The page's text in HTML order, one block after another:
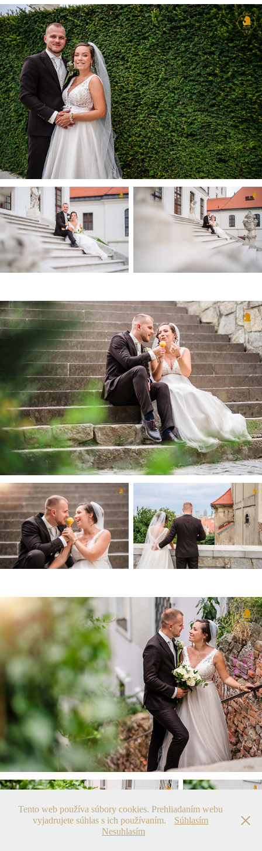
Tento web používa súbory cookies. Prehliadaním webu
vyjadrujete súhlas s ich používaním.
Súhlasím
Nesuhlasím